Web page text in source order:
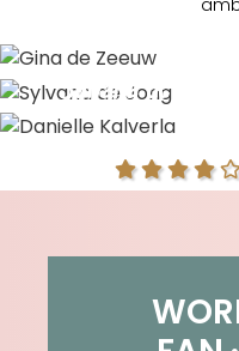
Sylvana de Jong